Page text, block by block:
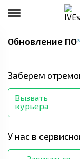
Обновление ПО*
Заберем
Вызвать
курьера
У нас в